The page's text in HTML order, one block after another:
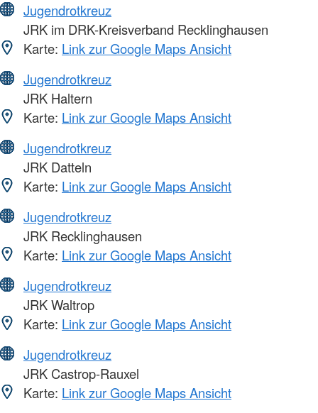
Jugendrotkreuz
JRK im DRK-Kreisverband Recklinghausen
Karte: Link zur Google Maps Ansicht
Jugendrotkreuz
JRK Haltern
Karte: Link zur Google Maps Ansicht
Jugendrotkreuz
JRK Datteln
Karte: Link zur Google Maps Ansicht
Jugendrotkreuz
JRK Recklinghausen
Karte: Link zur Google Maps Ansicht
Jugendrotkreuz
JRK Waltrop
Karte: Link zur Google Maps Ansicht
Jugendrotkreuz
JRK Castrop-Rauxel
Karte: Link zur Google Maps Ansicht